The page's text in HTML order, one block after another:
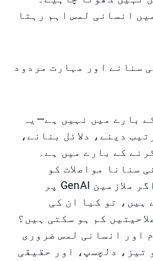
انسانی لمس اہم رہتا
سنانے اور مہارت مردود
بارے میں نہیں ہے—یہ
دینے، دلائل بنانے،
کے بارے میں ہے۔
سنانا مواصلات کو
پرکشش بناتا ہے۔ اگر ملازمین GenAI پر
ہیں، تو کیا ان کی
کم ہو سکتی ہیں؟
اور انسانی لمس ضروری
تیز، دلچسپ، اور حقیقی